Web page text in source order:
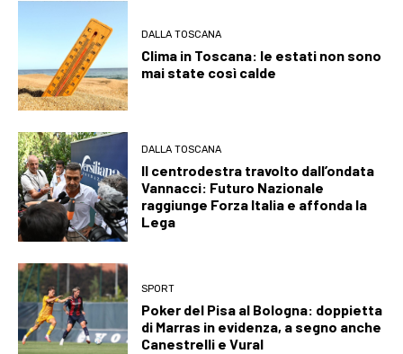
DALLA TOSCANA
Clima in Toscana: le estati non sono
mai state così calde
DALLA TOSCANA
Il centrodestra travolto dall’ondata
Vannacci: Futuro Nazionale
raggiunge Forza Italia e affonda la
Lega
SPORT
Poker del Pisa al Bologna: doppietta
di Marras in evidenza, a segno anche
Canestrelli e Vural